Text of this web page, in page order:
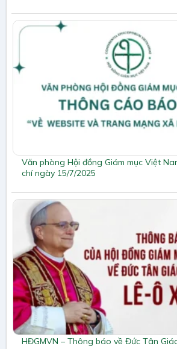
Văn phòng Hội đồng Giám mục Việt
chí ngày 15/7/2025
HĐGMVN – Thông báo về Đức Tân